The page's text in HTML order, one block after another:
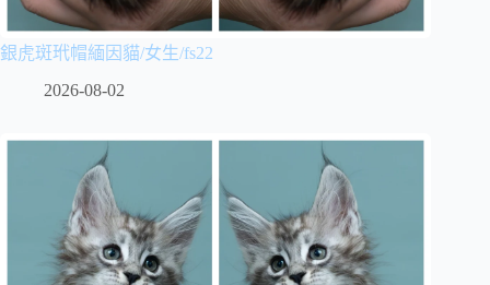
銀虎斑玳帽緬因貓/女生/fs22
2026-08-02